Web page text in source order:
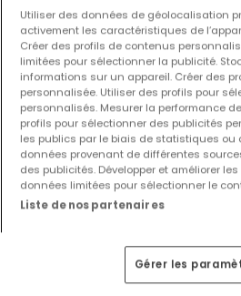
Entrepôt à louer àDerenbach
1 650 €
330 m²
Utiliser des données de géolocalisation
activement les caractéristiques de
Créer des profils de contenus
limitées pour sélectionner la publicité.
informations sur un appareil. Créer des
personnalisée. Utiliser des profils pour
personnalisés. Mesurer la performance
profils pour sélectionner des publicités
les publics par le biais de statistiques ou
données provenant de différentes
des publicités. Développer et améliorer
données limitées pour sélectionner le
Liste de nos partenaires
Gérer les